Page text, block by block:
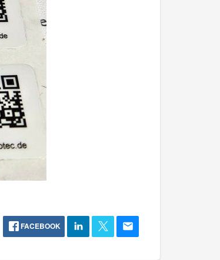
FACEBOOK